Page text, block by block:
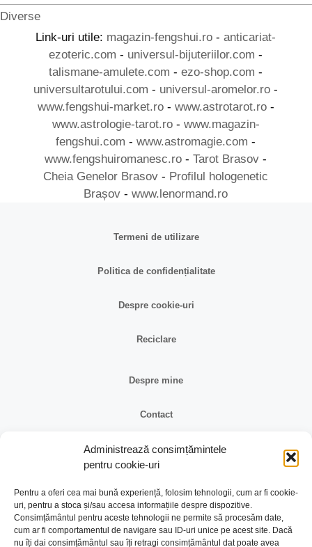
Administrează consimțămintele
pentru cookie-uri
Pentru a oferi cea mai bună experiență, folosim tehnologii, cum ar fi cookie-
uri, pentru a stoca și/sau accesa informațiile despre dispozitive.
Consimțământul pentru aceste tehnologii ne permite să procesăm date,
cum ar fi comportamentul de navigare sau ID-uri unice pe acest site. Dacă
nu îți dai consimțământul sau îți retragi consimțământul dat poate avea
Diverse
Link-uri utile: magazin-fengshui.ro -anticariat-
ezoteric.com - universul-bijuteriilor.com -
talismane-amulete.com -ezo-shop.com -
universultarotului.com - universul-aromelor.ro -
www.fengshui-market.ro- www.astrotarot.ro-
www.astrologie-tarot.ro- www.magazin-
fengshui.com -www.astromagie.com -
www.fengshuiromanesc.ro -Tarot Brasov -
Cheia Genelor Brasov - Profilul hologenetic
Brașov -www.lenormand.ro
Termeni de utilizare
Politica de confidențialitate
Despre cookie-uri
Reciclare
Despre mine
Contact
Reclamații și retur
Retragere din contract